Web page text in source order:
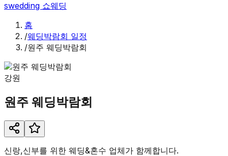
swedding 쇼웨딩
홈
/웨딩박람회 일정
/원주 웨딩박람회
강원
원주 웨딩박람회
신랑,신부를 위한 웨딩&혼수 업체가 함께합니다.